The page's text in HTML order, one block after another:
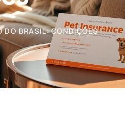
DO BRASIL: CONDIÇÕES